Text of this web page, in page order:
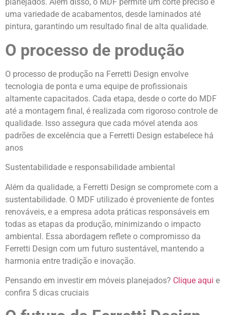
planejados. Além disso, o MDF permite um corte preciso e
uma variedade de acabamentos, desde laminados até
pintura, garantindo um resultado final de alta qualidade.
O processo de produção
O processo de produção na Ferretti Design envolve
tecnologia de ponta e uma equipe de profissionais
altamente capacitados. Cada etapa, desde o corte do MDF
até a montagem final, é realizada com rigoroso controle de
qualidade. Isso assegura que cada móvel atenda aos
padrões de excelência que a Ferretti Design estabelece há
anos
Sustentabilidade e responsabilidade ambiental
Além da qualidade, a Ferretti Design se compromete com a
sustentabilidade. O MDF utilizado é proveniente de fontes
renováveis, e a empresa adota práticas responsáveis em
todas as etapas da produção, minimizando o impacto
ambiental. Essa abordagem reflete o compromisso da
Ferretti Design com um futuro sustentável, mantendo a
harmonia entre tradição e inovação.
Pensando em investir em móveis planejados? Clique aqui e
confira 5 dicas cruciais